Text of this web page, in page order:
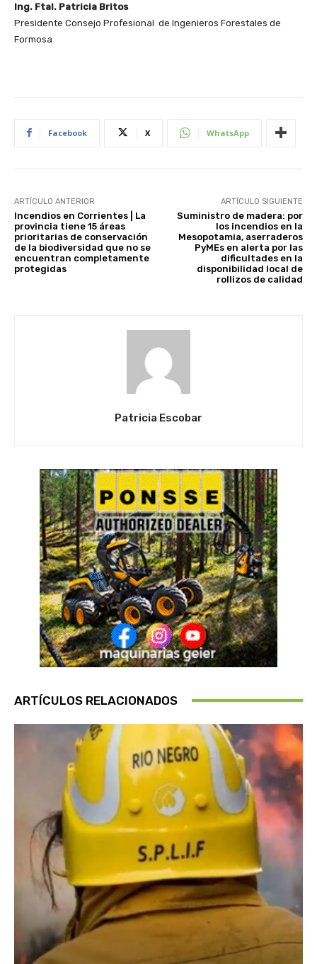
Ing. Ftal. Patricia Britos
Presidente Consejo Profesional de Ingenieros Forestales de
Formosa
Facebook X WhatsApp
ARTÍCULO ANTERIOR
Incendios en Corrientes | La
provincia tiene 15 áreas
prioritarias de conservación
de la biodiversidad que no se
encuentran completamente
protegidas
ARTÍCULO SIGUIENTE
Suministro de madera: por
los incendios en la
Mesopotamia, aserraderos
PyMEs en alerta por las
dificultades en la
disponibilidad local de
rollizos de calidad
Patricia Escobar
ARTÍCULOS RELACIONADOS